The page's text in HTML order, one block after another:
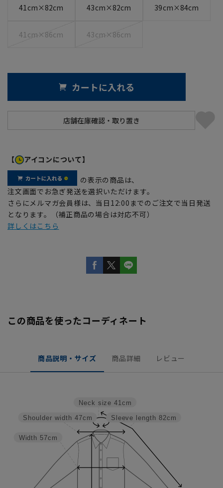
41cm×82cm 43cm×82cm 39cm×84cm
41cm×86cm 43cm×86cm
カートに入れる
【 アイコンについて】
の表示の商品は、
注文画面でお急ぎ発送を選択いただけます。
さらにメルマガ会員様は、当日12:00までのご注文で当日発送
となります。（補正商品の場合は対応不可）
詳しくはこちら
この商品を使ったコーディネート
商品説明・サイズ 商品詳細 レビュー
Sleeve length 82cm
Neck size 41cm
Width 57cm
Shoulder width 47cm